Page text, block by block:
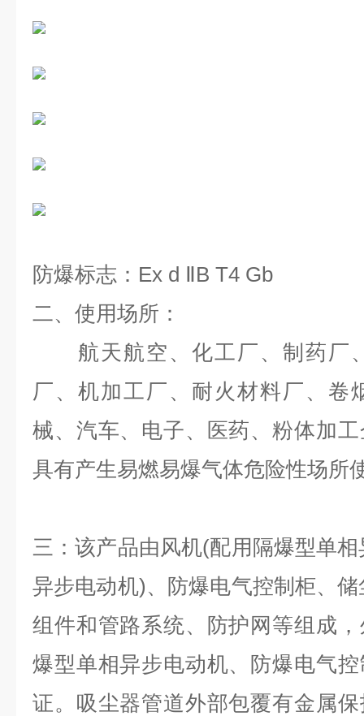
防爆标志：Ex d ⅡB T4 Gb
二、使用场所：
航天航空、化工厂、制药厂
厂、机加工厂、耐火材料厂、卷
械、汽车、电子、医药、粉体加
具有产生易燃易爆气体危险性场所
三：该产品由风机(配用隔爆型单
异步电动机)、防爆电气控制柜、
组件和管路系统、防护网等组成
爆型单相异步电动机、防爆电气
证。吸尘器管道外部包覆有金属